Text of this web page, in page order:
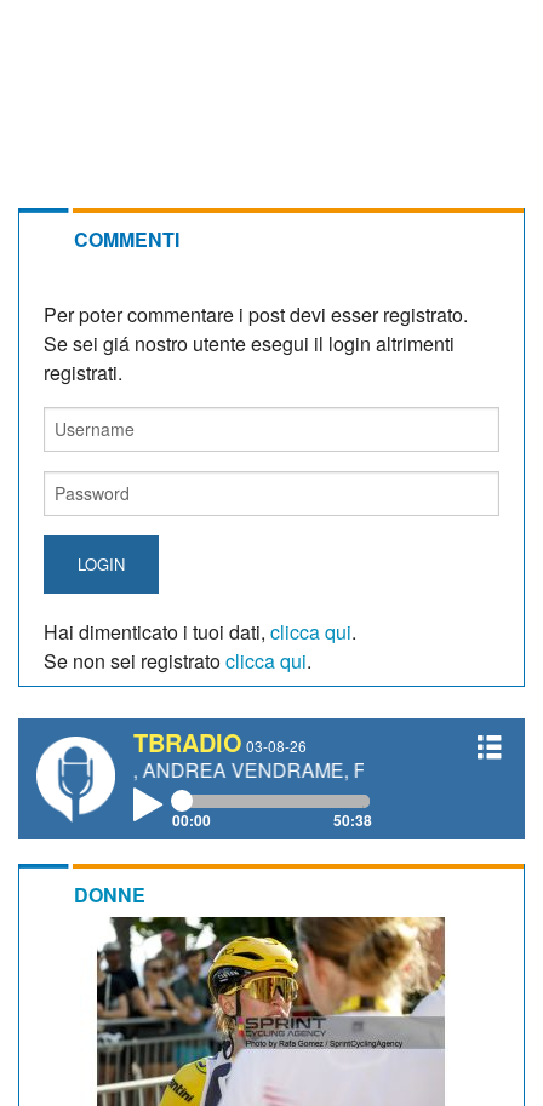
COMMENTI
Per poter commentare i post devi esser registrato.
Se sei giá nostro utente esegui il login altrimenti
registrati.
LOGIN
Hai dimenticato i tuoi dati, clicca qui.
Se non sei registratoclicca qui.
TBRADIO 03-08-26
ANDREA VENDRAME, FILIPPO FIORELLI
00:00 50:38
DONNE